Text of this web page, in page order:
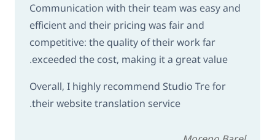
Communication with their team was easy and
efficient and their pricing was fair and
competitive: the quality of their work far
exceeded the cost, making it a great value.
Overall, I highly recommend Studio Tre for
their website translation service.